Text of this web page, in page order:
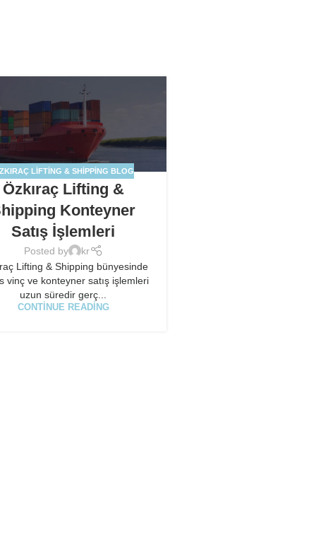
LIFTING & SHIPPING BLOG
Özkıraç Lifting &
Konteyner
Satış İşlemleri
Posted by
kr
Lifting & Shipping bünyesinde
vinç ve konteyner satış işlemleri
uzun süredir gerç...
CONTINUE READING